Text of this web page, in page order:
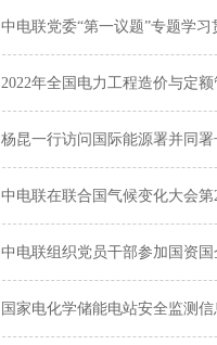
中电联党委“第一议题”专题学
2022年全国电力工程造价与定
杨昆一行访问国际能源署并同
中电联在联合国气候变化大会
中电联组织党员干部参加国资
国家电化学储能电站安全监测